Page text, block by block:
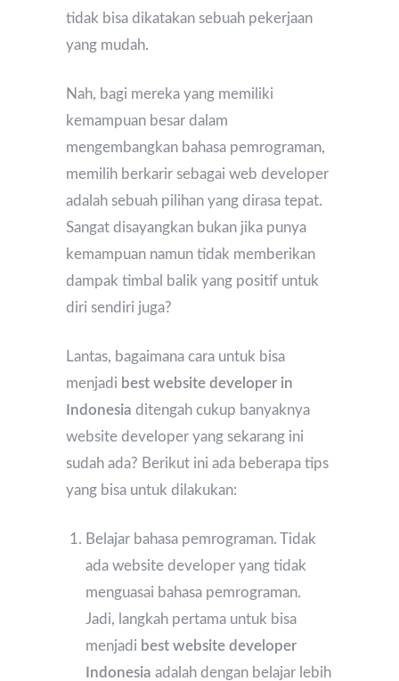
tidak bisa dikatakan sebuah pekerjaan
yang mudah.
Nah, bagi mereka yang memiliki
kemampuan besar dalam
mengembangkan bahasa pemrograman,
memilih berkarir sebagai web developer
adalah sebuah pilihan yang dirasa tepat.
Sangat disayangkan bukan jika punya
kemampuan namun tidak memberikan
dampak timbal balik yang positif untuk
diri sendiri juga?
Lantas, bagaimana cara untuk bisa
menjadi best website developer in
Indonesia ditengah cukup banyaknya
website developer yang sekarang ini
sudah ada? Berikut ini ada beberapa tips
yang bisa untuk dilakukan:
Belajar bahasa pemrograman. Tidak
ada website developer yang tidak
menguasai bahasa pemrograman.
Jadi, langkah pertama untuk bisa
menjadi best website developer
Indonesia adalah dengan belajar lebih